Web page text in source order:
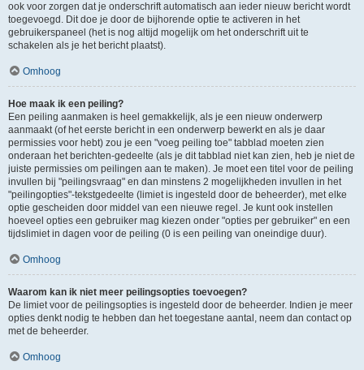
ook voor zorgen dat je onderschrift automatisch aan ieder nieuw bericht wordt
toegevoegd. Dit doe je door de bijhorende optie te activeren in het
gebruikerspaneel (het is nog altijd mogelijk om het onderschrift uit te
schakelen als je het bericht plaatst).
Omhoog
Hoe maak ik een peiling?
Een peiling aanmaken is heel gemakkelijk, als je een nieuw onderwerp
aanmaakt (of het eerste bericht in een onderwerp bewerkt en als je daar
permissies voor hebt) zou je een "voeg peiling toe" tabblad moeten zien
onderaan het berichten-gedeelte (als je dit tabblad niet kan zien, heb je niet de
juiste permissies om peilingen aan te maken). Je moet een titel voor de peiling
invullen bij "peilingsvraag" en dan minstens 2 mogelijkheden invullen in het
"peilingopties"-tekstgedeelte (limiet is ingesteld door de beheerder), met elke
optie gescheiden door middel van een nieuwe regel. Je kunt ook instellen
hoeveel opties een gebruiker mag kiezen onder "opties per gebruiker" en een
tijdslimiet in dagen voor de peiling (0 is een peiling van oneindige duur).
Omhoog
Waarom kan ik niet meer peilingsopties toevoegen?
De limiet voor de peilingsopties is ingesteld door de beheerder. Indien je meer
opties denkt nodig te hebben dan het toegestane aantal, neem dan contact op
met de beheerder.
Omhoog